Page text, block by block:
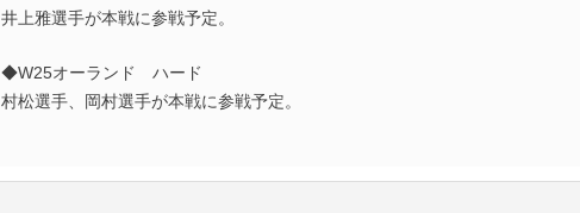
井上雅選手が本戦に参戦予定。
◆W25オーランド ハード
村松選手、岡村選手が本戦に参戦予定。